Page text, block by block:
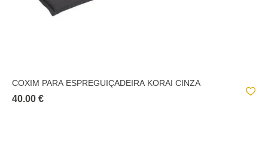
COXIM PARA ESPREGUIÇADEIRA KORAI CINZA
40.00 €